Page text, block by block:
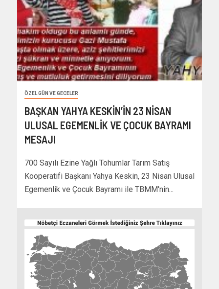
ÖZEL GÜN VE GECELER
BAŞKAN YAHYA KESKİN’İN 23 NİSAN
ULUSAL EGEMENLİK VE ÇOCUK BAYRAMI
MESAJI
700 Sayılı Ezine Yağlı Tohumlar Tarım Satış
Kooperatifi Başkanı Yahya Keskin, 23 Nisan Ulusal
Egemenlik ve Çocuk Bayramı ile TBMM'nin...